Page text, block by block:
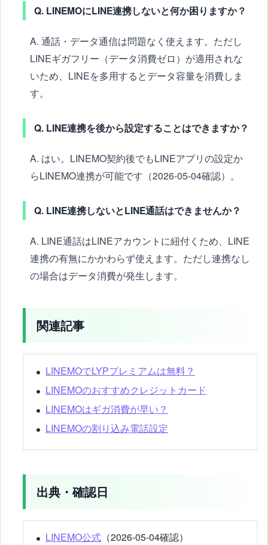
Q. LINEMOにLINE連携しないと何か困りますか？
A. 通話・データ通信は問題なく使えます。ただし
LINEギガフリー（データ消費ゼロ）が適用されな
いため、LINEを多用するとデータ容量を消費しま
す。
Q. LINE連携を後から設定することはできますか？
A. はい。LINEMO契約後でもLINEアプリの設定か
らLINEMO連携が可能です（2026-05-04確認）。
Q. LINE連携しないとLINE通話はできませんか？
A. LINE通話はLINEアカウントに紐付くため、LINE
連携の有無にかかわらず使えます。ただし連携なし
の場合はデータ消費が発生します。
関連記事
LINEMOでLYPプレミアムは無料？
LINEMOのおすすめクレジットカード
LINEMOはギガ消費が早い？
LINEMOの割り込み電話設定
出典・確認日
LINEMO公式 （2026-05-04確認）